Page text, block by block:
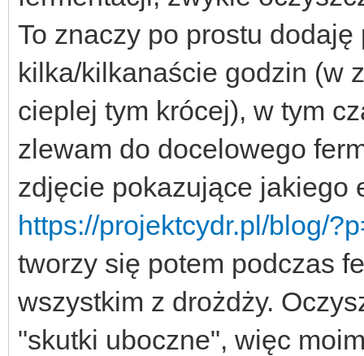
To znaczy po prostu
kilka/kilkanaście godzin (w
cieplej tym krócej), w tym
zlewam do docelowego
zdjęcie pokazujące jakiego
https://projektcydr.pl/blog/
tworzy się potem podczas
wszystkim z drożdży.
"skutki uboczne", więc